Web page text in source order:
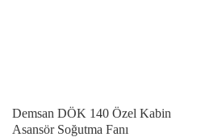
Demsan DÖK 140 Özel Kabin
Asansör Soğutma Fanı